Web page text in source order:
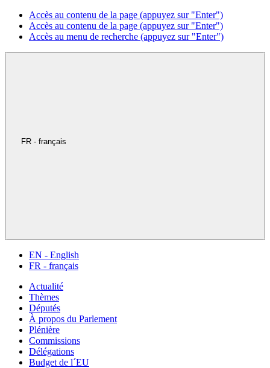
Accès au contenu de la page (appuyez sur "Enter")
Accès au contenu de la page (appuyez sur "Enter")
Accès au menu de recherche (appuyez sur "Enter")
FR - français
EN - English
FR - français
Actualité
Thèmes
Députés
À propos du Parlement
Plénière
Commissions
Délégations
Budget de l´EU